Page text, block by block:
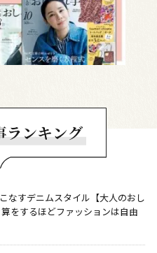
なすデニムスタイル【大人のおし
をするほどファッションは自由